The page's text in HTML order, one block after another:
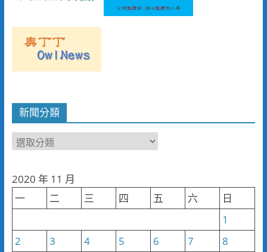
新聞分類
新
類
2020 年 11 月
一
二 三 四 五 六
日
1
2
3 4 5 6 7 8